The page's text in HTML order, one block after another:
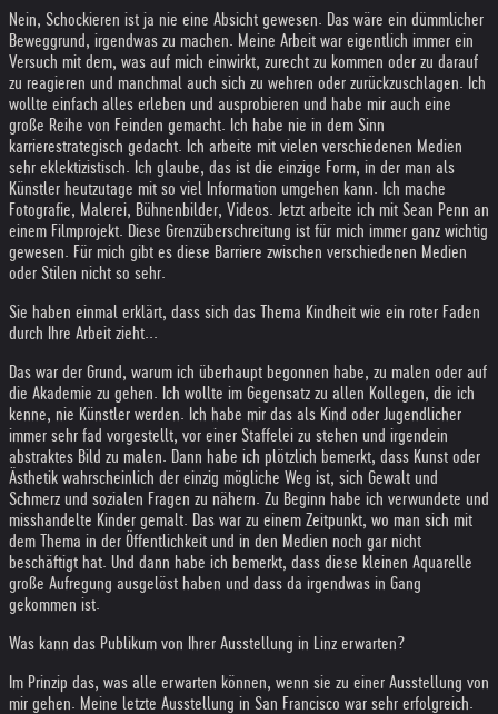
Nein, Schockieren ist ja nie eine Absicht gewesen. Das wäre ein dümmlicher
Beweggrund, irgendwas zu machen. Meine Arbeit war eigentlich immer ein
Versuch mit dem, was auf mich einwirkt, zurecht zu kommen oder zu darauf
zu reagieren und manchmal auch sich zu wehren oder zurückzuschlagen. Ich
wollte einfach alles erleben und ausprobieren und habe mir auch eine
große Reihe von Feinden gemacht. Ich habe nie in dem Sinn
karrierestrategisch gedacht. Ich arbeite mit vielen verschiedenen Medien
sehr eklektizistisch. Ich glaube, das ist die einzige Form, in der man als
Künstler heutzutage mit so viel Information umgehen kann. Ich mache
Fotografie, Malerei, Bühnenbilder, Videos. Jetzt arbeite ich mit Sean Penn an
einem Filmprojekt. Diese Grenzüberschreitung ist für mich immer ganz wichtig
gewesen. Für mich gibt es diese Barriere zwischen verschiedenen Medien
oder Stilen nicht so sehr.
Sie haben einmal erklärt, dass sich das Thema Kindheit wie ein roter Faden
durch Ihre Arbeit zieht...
Das war der Grund, warum ich überhaupt begonnen habe, zu malen oder auf
die Akademie zu gehen. Ich wollte im Gegensatz zu allen Kollegen, die ich
kenne, nie Künstler werden. Ich habe mir das als Kind oder Jugendlicher
immer sehr fad vorgestellt, vor einer Staffelei zu stehen und irgendein
abstraktes Bild zu malen. Dann habe ich plötzlich bemerkt, dass Kunst oder
Ästhetik wahrscheinlich der einzig mögliche Weg ist, sich Gewalt und
Schmerz und sozialen Fragen zu nähern. Zu Beginn habe ich verwundete und
misshandelte Kinder gemalt. Das war zu einem Zeitpunkt, wo man sich mit
dem Thema in der Öffentlichkeit und in den Medien noch gar nicht
beschäftigt hat. Und dann habe ich bemerkt, dass diese kleinen Aquarelle
große Aufregung ausgelöst haben und dass da irgendwas in Gang
gekommen ist.
Was kann das Publikum von Ihrer Ausstellung in Linz erwarten?
Im Prinzip das, was alle erwarten können, wenn sie zu einer Ausstellung von
mir gehen. Meine letzte Ausstellung in San Francisco war sehr erfolgreich.